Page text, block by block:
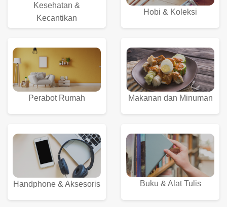
Kesehatan &
Kecantikan
Hobi & Koleksi
Perabot Rumah Makanan dan Minuman
Handphone & Aksesoris Buku & Alat Tulis